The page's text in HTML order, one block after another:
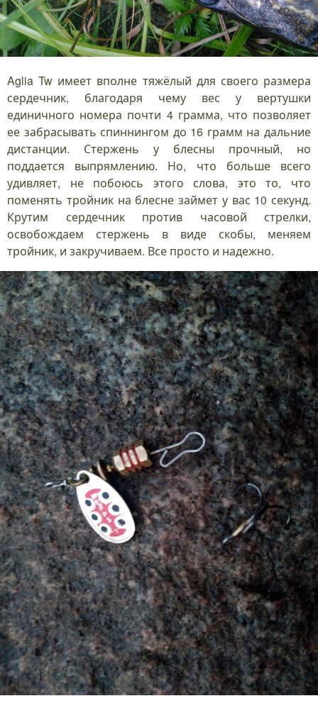
Aglia Tw имеет вполне тяжёлый для своего размера
сердечник, благодаря чему вес у вертушки
единичного номера почти 4 грамма, что позволяет
ее забрасывать спиннингом до 16 грамм на дальние
дистанции. Стержень у блесны прочный, но
поддается выпрямлению. Но, что больше всего
удивляет, не побоюсь этого слова, это то, что
поменять тройник на блесне займет у вас 10 секунд.
Крутим сердечник против часовой стрелки,
освобождаем стержень в виде скобы, меняем
тройник, и закручиваем. Все просто и надежно.